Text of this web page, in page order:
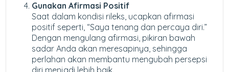
Gunakan Afirmasi Positif
Saat dalam kondisi rileks, ucapkan afirmasi
positif seperti, “Saya tenang dan percaya diri.”
Dengan mengulang afirmasi, pikiran bawah
sadar Anda akan meresapinya, sehingga
perlahan akan membantu mengubah persepsi